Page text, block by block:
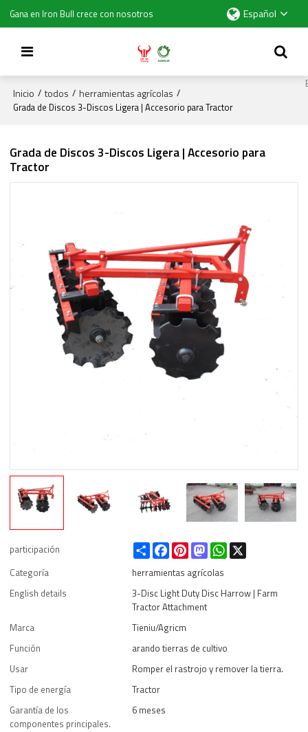
Gana en Iron Bull crece con nosotros Español
Inicio / todos / herramientas agrícolas /
Grada de Discos 3-Discos Ligera | Accesorio para Tractor
Grada de Discos 3-Discos Ligera | Accesorio para
Tractor
participación ShareFacebookPinterestMastodonWhatsApp
Categoría
herramientas agrícolas
English details
3-Disc Light Duty Disc Harrow | Farm
Tractor Attachment
Marca
Tieniu/Agricm
Función
arando tierras de cultivo
Usar
Romper el rastrojo y remover la tierra.
Tipo de energía
Tractor
Garantía de los
componentes principales.
6 meses